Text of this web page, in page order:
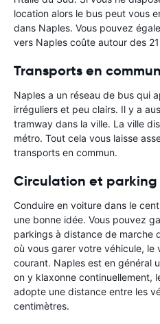
location alors le bus peut vous
dans Naples. Vous pouvez
vers Naples coûte autour des
Transports en commun
Naples a un réseau de bus qui
irréguliers et peu clairs. Il y a
tramway dans la ville. La ville
métro. Tout cela vous laisse
transports en commun.
Circulation et parking
Conduire en voiture dans le
une bonne idée. Vous pouvez
parkings à distance de marche
où vous garer votre véhicule,
courant. Naples est en général
on y klaxonne continuellement,
adopte une distance entre les
centimètres.